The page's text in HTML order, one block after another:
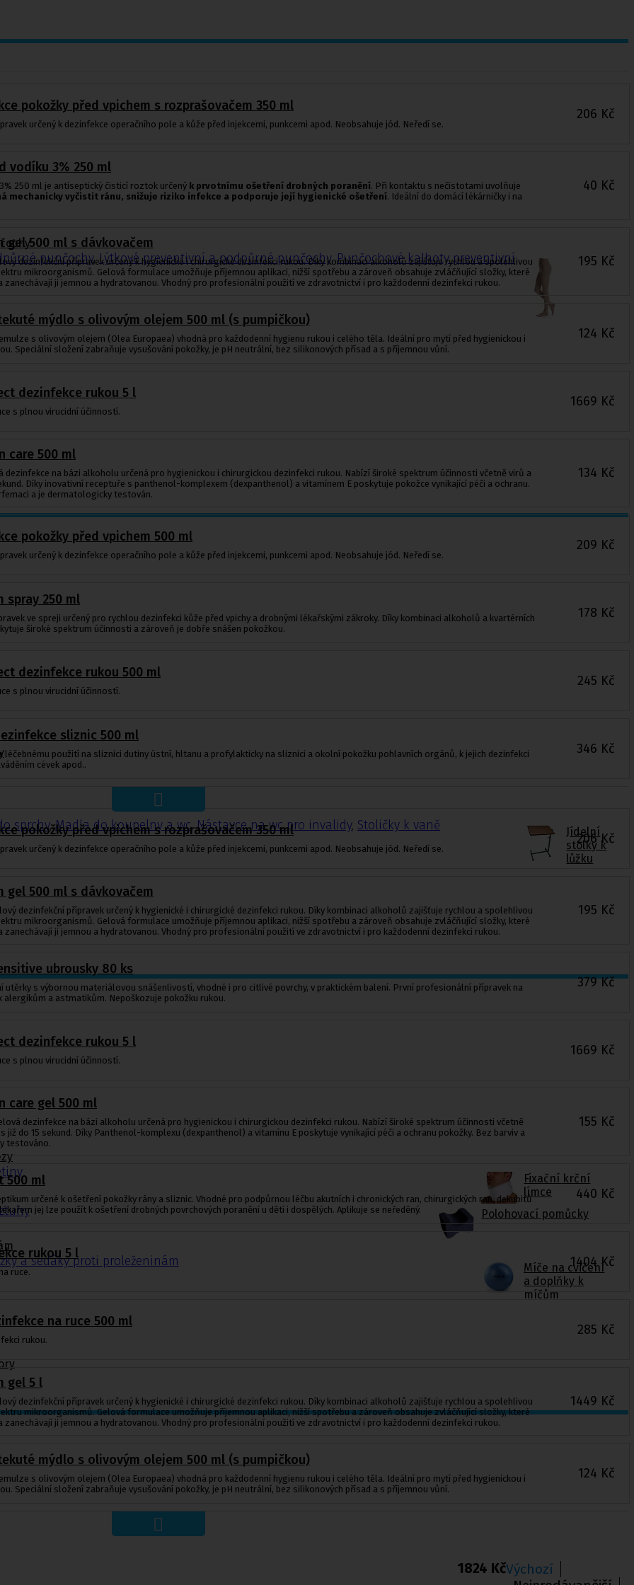
punčochy,Lýtkové preventivní a podpůrné punčochy,Punčochové kalhoty preventivní
sprchy,Madla do koupelny a wc,Nástavce na wc pro invalidy, Stoličky k vaně
Jídelní
stolky k
lůžku
Fixační krční
límce
Polohovací pomůcky
a sedáky proti proleženinám
Míče na cvičení
a doplňky k
míčům
pokožky před vpichem s rozprašovačem 350 ml
určený k dezinfekce operačního pole a kůže před injekcemi, punkcemi apod. Neobsahuje jód. Neředí se.
206 Kč
vodíku 3% 250 ml
250 ml je antiseptický čisticí roztok určený k prvotnímu ošetření drobných poranění. Při kontaktu s nečistotami uvolňuje
mechanicky vyčistit ránu, snižuje riziko infekce a podporuje její hygienické ošetření. Ideální do domácí lékárničky i na
40 Kč
gel 500 ml s dávkovačem
dezinfekční přípravek určený k hygienické i chirurgické dezinfekci rukou. Díky kombinaci alkoholů zajišťuje rychlou a spolehlivou
mikroorganismů. Gelová formulace umožňuje příjemnou aplikaci, nižší spotřebu a zároveň obsahuje zvláčňující složky, které
zanechávají ji jemnou a hydratovanou. Vhodný pro profesionální použití ve zdravotnictví i pro každodenní dezinfekci rukou.
195 Kč
mýdlo s olivovým olejem 500 ml (s pumpičkou)
s olivovým olejem (Olea Europaea) vhodná pro každodenní hygienu rukou i celého těla. Ideální pro mytí před hygienickou i
Speciální složení zabraňuje vysušování pokožky, je pH neutrální, bez silikonových přísad a s příjemnou vůní.
124 Kč
dezinfekce rukou 5 l
s plnou virucidní účinností.
1669 Kč
care 500 ml
dezinfekce na bázi alkoholu určená pro hygienickou i chirurgickou dezinfekci rukou. Nabízí široké spektrum účinnosti včetně virů a
Díky inovativní receptuře s panthenol-komplexem (dexpanthenol) a vitamínem E poskytuje pokožce vynikající péči a ochranu.
a je dermatologicky testován.
134 Kč
pokožky před vpichem 500 ml
určený k dezinfekce operačního pole a kůže před injekcemi, punkcemi apod. Neobsahuje jód. Neředí se.
209 Kč
spray 250 ml
ve spreji určený pro rychlou dezinfekci kůže před vpichy a drobnými lékařskými zákroky. Díky kombinaci alkoholů a kvartérních
široké spektrum účinnosti a zároveň je dobře snášen pokožkou.
178 Kč
dezinfekce rukou 500 ml
s plnou virucidní účinností.
245 Kč
sliznic 500 ml
léčebnému použití na sliznici dutiny ústní, hltanu a profylakticky na sliznici a okolní pokožku pohlavních orgánů, k jejich dezinfekci
cévek apod..
346 Kč
pokožky před vpichem s rozprašovačem 350 ml
určený k dezinfekce operačního pole a kůže před injekcemi, punkcemi apod. Neobsahuje jód. Neředí se.
206Kč
gel 500 ml s dávkovačem
dezinfekční přípravek určený k hygienické i chirurgické dezinfekci rukou. Díky kombinaci alkoholů zajišťuje rychlou a spolehlivou
mikroorganismů. Gelová formulace umožňuje příjemnou aplikaci, nižší spotřebu a zároveň obsahuje zvláčňující složky, které
zanechávají ji jemnou a hydratovanou. Vhodný pro profesionální použití ve zdravotnictví i pro každodenní dezinfekci rukou.
195 Kč
ubrousky 80 ks
utěrky s výbornou materiálovou snášenlivostí, vhodné i pro citlivé povrchy, v praktickém balení. První profesionální přípravek na
alergikům a astmatikům. Nepoškozuje pokožku rukou.
379Kč
dezinfekce rukou 5 l
s plnou virucidní účinností.
1669 Kč
care gel 500 ml
dezinfekce na bázi alkoholu určená pro hygienickou i chirurgickou dezinfekci rukou. Nabízí široké spektrum účinnosti včetně
již do 15 sekund. Díky Panthenol-komplexu (dexpanthenol) a vitamínu E poskytuje vynikající péči a ochranu pokožky. Bez barviv a
testováno.
155 Kč
500 ml
určené k ošetření pokožky rány a sliznic. Vhodné pro podpůrnou léčbu akutních i chronických ran, chirurgických ran, dekubitů
jej lze použít k ošetření drobných povrchových poranění u dětí i dospělých. Aplikuje se neředěný.
440 Kč
rukou 5 l
ruce.
1404Kč
na ruce 500 ml
rukou.
285 Kč
gel 5 l
dezinfekční přípravek určený k hygienické i chirurgické dezinfekci rukou. Díky kombinaci alkoholů zajišťuje rychlou a spolehlivou
mikroorganismů. Gelová formulace umožňuje příjemnou aplikaci, nižší spotřebu a zároveň obsahuje zvláčňující složky, které
zanechávají ji jemnou a hydratovanou. Vhodný pro profesionální použití ve zdravotnictví i pro každodenní dezinfekci rukou.
1449 Kč
mýdlo s olivovým olejem 500 ml (s pumpičkou)
s olivovým olejem (Olea Europaea) vhodná pro každodenní hygienu rukou i celého těla. Ideální pro mytí před hygienickou i
Speciální složení zabraňuje vysušování pokožky, je pH neutrální, bez silikonových přísad a s příjemnou vůní.
124 Kč
1824 KčVýchozí